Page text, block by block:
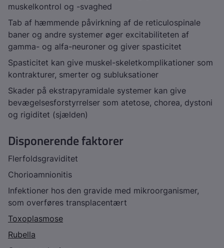
muskelkontrol og -svaghed
Tab af hæmmende påvirkning af de reticulospinale
baner og andre systemer øger excitabiliteten af
gamma- og alfa-neuroner og giver spasticitet
Spasticitet kan give muskel-skeletkomplikationer som
kontrakturer, smerter og subluksationer
Skader på ekstrapyramidale systemer kan give
bevægelsesforstyrrelser som atetose, chorea, dystoni
og rigiditet (sjælden)
Disponerende faktorer
Flerfoldsgraviditet
Chorioamnionitis
Infektioner hos den gravide med mikroorganismer,
som overføres transplacentært
Toxoplasmose
Rubella